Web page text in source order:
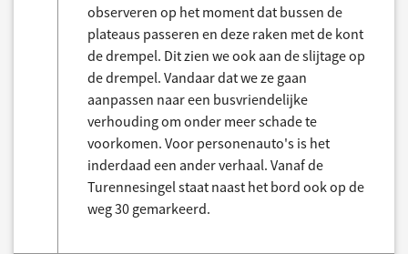
observeren op het moment dat bussen de
plateaus passeren en deze raken met de kont
de drempel. Dit zien we ook aan de slijtage op
de drempel. Vandaar dat we ze gaan
aanpassen naar een busvriendelijke
verhouding om onder meer schade te
voorkomen. Voor personenauto's is het
inderdaad een ander verhaal. Vanaf de
Turennesingel staat naast het bord ook op de
weg 30 gemarkeerd.